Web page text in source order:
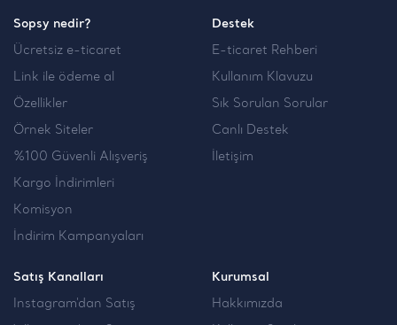
Sopsy nedir?
Ücretsiz e-ticaret
Link ile ödeme al
Özellikler
Örnek Siteler
%100 Güvenli Alışveriş
Kargo İndirimleri
Komisyon
İndirim Kampanyaları
Destek
E-ticaret Rehberi
Kullanım Klavuzu
Sık Sorulan Sorular
Canlı Destek
İletişim
Satış Kanalları
Instagram'dan Satış
Kurumsal
Hakkımızda